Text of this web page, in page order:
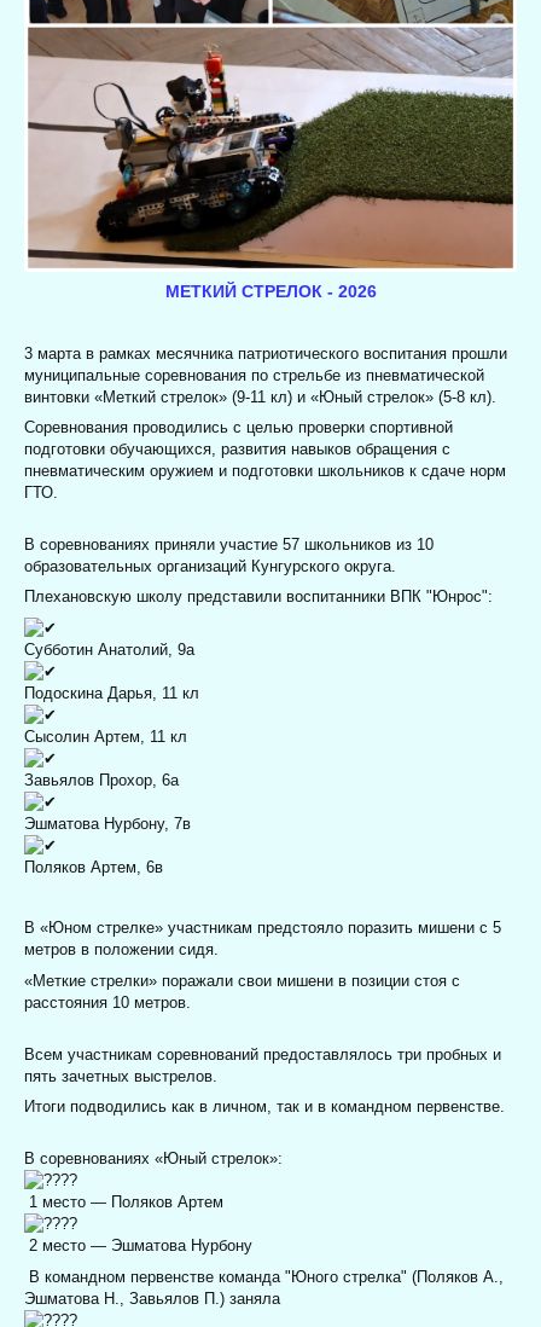
МЕТКИЙ СТРЕЛОК - 2026
3 марта в рамках месячника патриотического воспитания прошли
муниципальные соревнования по стрельбе из пневматической
винтовки «Меткий стрелок» (9-11 кл) и «Юный стрелок» (5-8 кл).
Соревнования проводились с целью проверки спортивной
подготовки обучающихся, развития навыков обращения с
пневматическим оружием и подготовки школьников к сдаче норм
ГТО.
В соревнованиях приняли участие 57 школьников из 10
образовательных организаций Кунгурского округа.
Плехановскую школу представили воспитанники ВПК "Юнрос":
Субботин Анатолий, 9а
Подоскина Дарья, 11 кл
Сысолин Артем, 11 кл
Завьялов Прохор, 6а
Эшматова Нурбону, 7в
Поляков Артем, 6в
В «Юном стрелке» участникам предстояло поразить мишени с 5
метров в положении сидя.
«Меткие стрелки» поражали свои мишени в позиции стоя с
расстояния 10 метров.
Всем участникам соревнований предоставлялось три пробных и
пять зачетных выстрелов.
Итоги подводились как в личном, так и в командном первенстве.
В соревнованиях «Юный стрелок»:
1 место — Поляков Артем
2 место — Эшматова Нурбону
В командном первенстве команда "Юного стрелка" (Поляков А.,
Эшматова Н., Завьялов П.) заняла